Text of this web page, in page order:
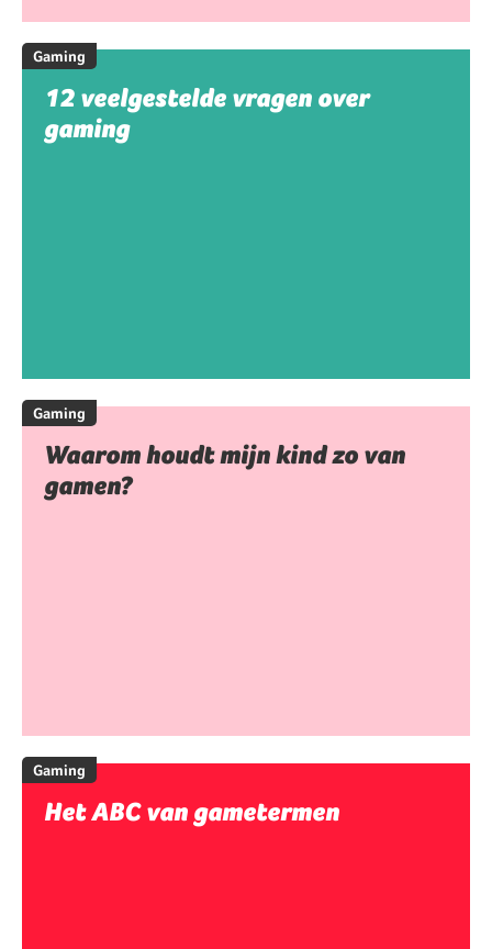
Gaming
12 veelgestelde vragen over
gaming
Gaming
Waarom houdt mijn kind zo van
gamen?
Gaming
Het ABC van gametermen